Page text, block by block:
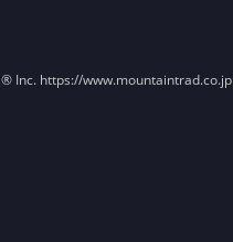
® Inc. https://www.mountaintrad.co.jp